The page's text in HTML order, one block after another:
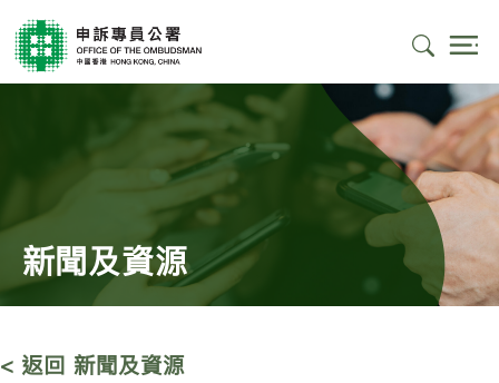
新聞及資源
< 返回 新聞及資源